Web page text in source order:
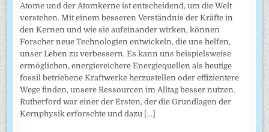
Atome und der Atomkerne ist entscheidend, um die Welt
verstehen. Mit einem besseren Verständnis der Kräfte in
den Kernen und wie sie aufeinander wirken, können
Forscher neue Technologien entwickeln, die uns helfen,
unser Leben zu verbessern. Es kann uns beispielsweise
ermöglichen, energiereichere Energiequellen als heutige
fossil betriebene Kraftwerke herzustellen oder effizientere
Wege finden, unsere Ressourcen im Alltag besser nutzen.
Rutherford war einer der Ersten, der die Grundlagen der
Kernphysik erforschte und dazu [...]